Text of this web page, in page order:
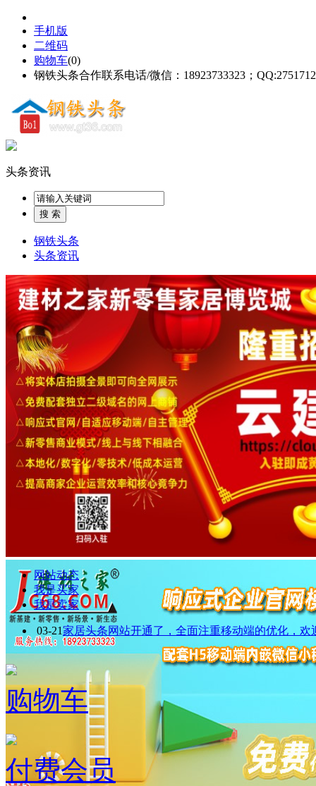
手机版
二维码
购物车(0)
钢铁头条合作联系电话/微信：18923733323；
头条资讯
钢铁头条
头条资讯
网站动态
我是买家
我是卖家
03-21家居头条网站开通了，全面注重移动端的优化，
购物车
付费会员